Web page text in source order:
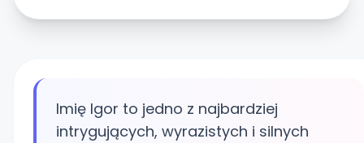
Imię Igor to jedno z najbardziej
intrygujących, wyrazistych i silnych